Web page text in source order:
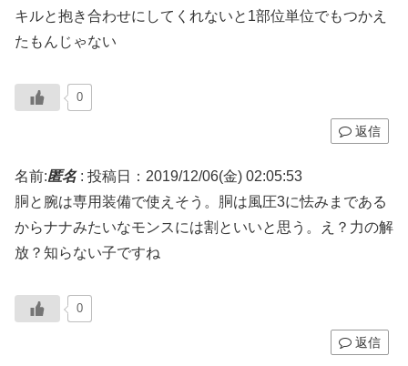
キルと抱き合わせにしてくれないと1部位単位でもつかえ
たもんじゃない
0
返信
名前:匿名: 投稿日：2019/12/06(金) 02:05:53
胴と腕は専用装備で使えそう。胴は風圧3に怯みまである
からナナみたいなモンスには割といいと思う。え？力の解
放？知らない子ですね
0
返信